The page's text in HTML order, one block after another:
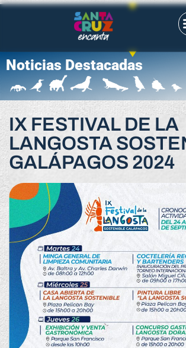
Noticias Destacadas
IX FESTIVAL DE LA
LANGOSTA
GALÁPAGOS 2024